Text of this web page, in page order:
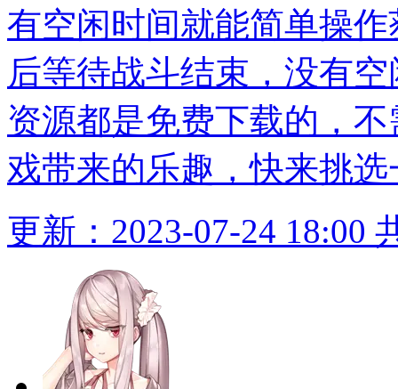
有空闲时间就能简单操
后等待战斗结束，没有
资源都是免费下载的，
戏带来的乐趣，快来挑
更新：2023-07-24 18:00